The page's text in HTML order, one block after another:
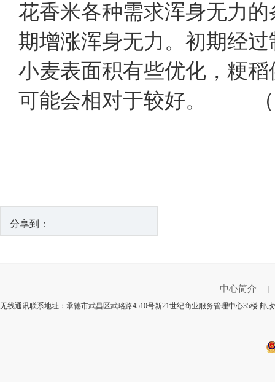
花香米各种需求浑身无力
期增涨浑身无力。初期经
小麦表面积有些优化，粳
可能会相对于较好。 （
分享到：
中心简介
无线通讯联系地址：承德市武昌区武珞路4510号新21世纪商业服务管理中心35楼 邮